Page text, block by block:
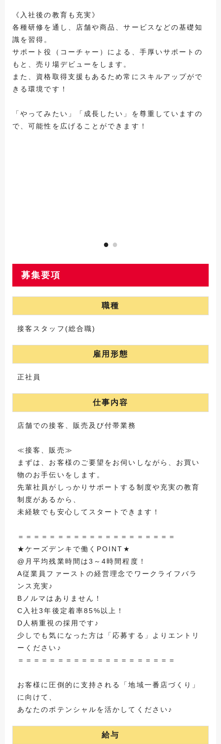
《入社後の教育も充実》
各種研修を通し、店舗や商品、サービスなどの基礎知
識を習得。
サポート役（コーチャー）による、手厚いサポートの
もと、売り場デビューをします。
また、資格取得支援もあるため常にスキルアップがで
きる環境です！
「やってみたい」「成長したい」を尊重していますの
で、可能性を広げることができます！
募集要項
職種
接客スタッフ(総合職)
雇用形態
正社員
仕事内容
店舗での接客、販売及び付帯業務
≪接客、販売≫
まずは、お客様のご要望をお伺いしながら、お買い
物のお手伝いをします。
先輩社員がしっかりサポートする制度や充実の教育
制度があるから、
未経験でも安心してスタートできます！
＝＝＝＝＝＝＝＝＝＝＝＝＝＝＝＝＝＝＝＝
★ケーズデンキで働くPOINT★
@月平均残業時間は3～4時間程度！
A従業員ファーストの経営理念でワークライフバラ
ンス充実♪
Bノルマはありません！
C入社3年後定着率85%以上！
D人柄重視の採用です♪
少しでも気になった方は「応募する」よりエントリ
ーください♪
＝＝＝＝＝＝＝＝＝＝＝＝＝＝＝＝＝＝＝＝
お客様に圧倒的に支持される「地域一番店づくり」
に向けて、
あなたのポテンシャルを活かしてください♪
給与